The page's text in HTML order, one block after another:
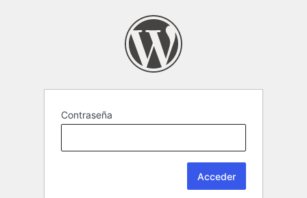
Contraseña